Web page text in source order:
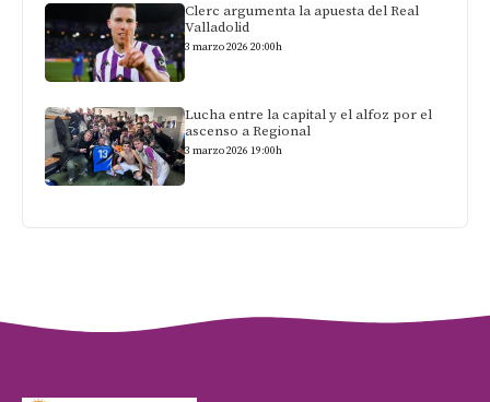
Clerc argumenta la apuesta del Real
Valladolid
3 marzo 2026 20:00h
Lucha entre la capital y el alfoz por el
ascenso a Regional
3 marzo 2026 19:00h